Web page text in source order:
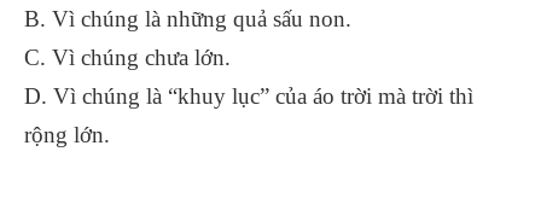
B. Vì chúng là những quả sấu non.
C. Vì chúng chưa lớn.
D. Vì chúng là “khuy lục” của áo trời mà trời thì
rộng lớn.